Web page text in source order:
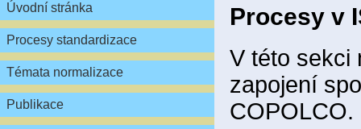
Úvodní stránka
Procesy standardizace
Témata normalizace
Publikace
Procesy v
V této sekci
zapojení
COPOLCO.